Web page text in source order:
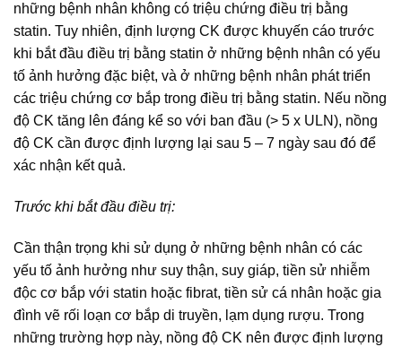
những bệnh nhân không có triệu chứng điều trị bằng
statin. Tuy nhiên, định lượng CK được khuyến cáo trước
khi bắt đầu điều trị bằng statin ở những bệnh nhân có yếu
tố ảnh hưởng đặc biệt, và ở những bệnh nhân phát triển
các triệu chứng cơ bắp trong điều trị bằng statin. Nếu nồng
độ CK tăng lên đáng kể so với ban đầu (> 5 x ULN), nồng
độ CK cần được định lượng lại sau 5 – 7 ngày sau đó để
xác nhận kết quả.
Trước khi bắt đầu điều trị:
Cần thận trọng khi sử dụng ở những bệnh nhân có các
yếu tố ảnh hưởng như suy thận, suy giáp, tiền sử nhiễm
độc cơ bắp với statin hoặc fibrat, tiền sử cá nhân hoặc gia
đình vẽ rối loạn cơ bắp di truyền, lạm dụng rượu. Trong
những trường hợp này, nồng độ CK nên được định lượng